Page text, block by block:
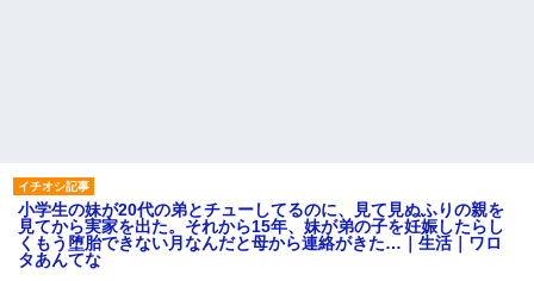
小学生の妹が20代の弟とチューしてるのに、見て見ぬふりの親を
見てから実家を出た。それから15年、妹が弟の子を妊娠したらし
くもう堕胎できない月なんだと母から連絡がきた…｜生活｜ワロ
タあんてな